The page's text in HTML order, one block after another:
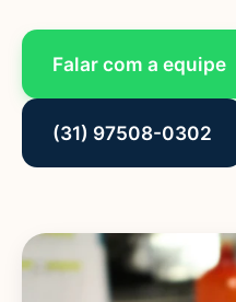
Falar com a equipe
(31) 97508-0302